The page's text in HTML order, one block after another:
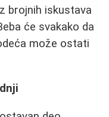
brojnih iskustava
će svakako da
može ostati